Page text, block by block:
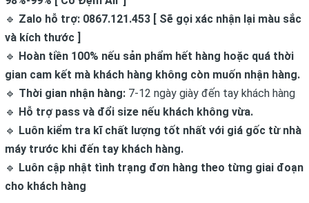
🔹 Zalo hỗ trợ: 0867.121.453 [ Sẽ gọi xác nhận lại màu sắc
và kích thước ]
🔹 Hoàn tiền 100% nếu sản phẩm hết hàng hoặc quá thời
gian cam kết mà khách hàng không còn muốn nhận hàng.
🔹 Thời gian nhận hàng: 7-12 ngày giày đến tay khách hàng
🔹 Hỗ trợ pass và đổi size nếu khách không vừa.
🔹 Luôn kiểm tra kĩ chất lượng tốt nhất với giá gốc từ nhà
máy trước khi đến tay khách hàng.
🔹 Luôn cập nhật tình trạng đơn hàng theo từng giai đoạn
cho khách hàng